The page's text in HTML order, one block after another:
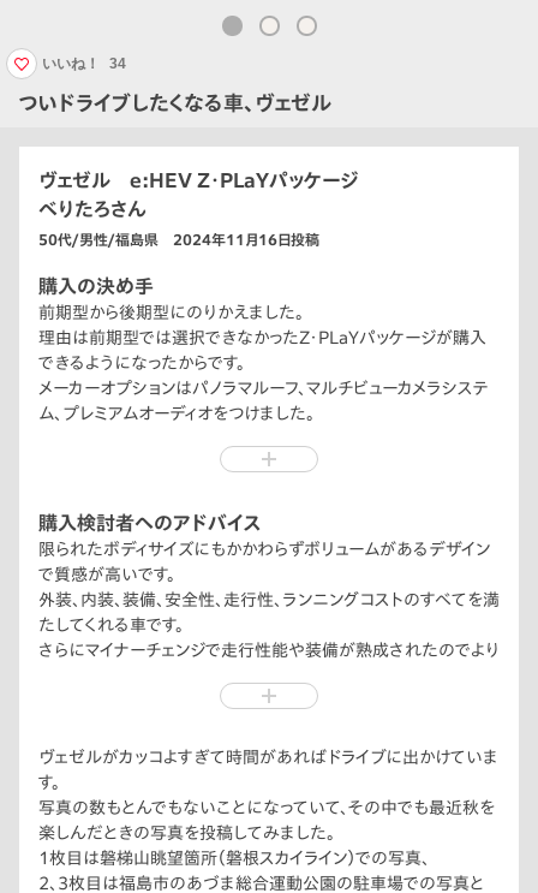
ついドライブしたくなる車、ヴェゼル
いいね！ 34
ヴェゼル e:HEV Z・PLaYパッケージ
べりたろさん
50代/男性/福島県 2024年11月16日投稿
購入の決め手
前期型から後期型にのりかえました。
理由は前期型では選択できなかったZ・PLaYパッケージが購入
できるようになったからです。
メーカーオプションはパノラマルーフ、マルチビューカメラシステ
ム、プレミアムオーディオをつけました。
シストが追加されてさらに運転の負荷が軽減されました。
購入検討者へのアドバイス
限られたボディサイズにもかかわらずボリュームがあるデザイン
で質感が高いです。
外装、内装、装備、安全性、走行性、ランニングコストのすべてを満
たしてくれる車です。
さらにマイナーチェンジで走行性能や装備が熟成されたのでより
ちなみにPLaYパッケージ選択されるのであればメーカーオプシ
ヴェゼルがカッコよすぎて時間があればドライブに出かけていま
す。
写真の数もとんでもないことになっていて、その中でも最近秋を
楽しんだときの写真を投稿してみました。
1枚目は磐梯山眺望箇所（磐根スカイライン）での写真、
2、3枚目は福島市のあづま総合運動公園の駐車場での写真と